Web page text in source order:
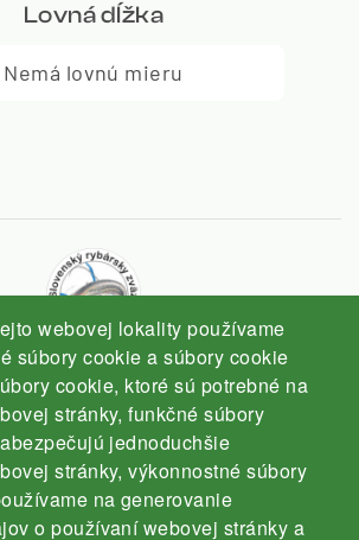
Lovná dĺžka
Nemá lovnú mieru
webovej lokality používame
súbory cookie a súbory cookie
cookie, ktoré sú potrebné na
stránky, funkčné súbory
jednoduchšie
stránky, výkonnostné súbory
na generovanie
o používaní webovej stránky a
rybársky zväz
Komárno